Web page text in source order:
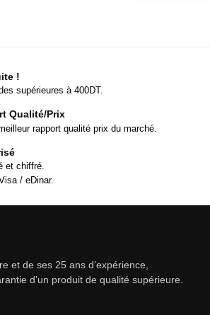
!
supérieures à 400DT.
Qualité/Prix
rapport qualité prix du marché.
et chiffré.
/ eDinar.
et de ses 25 ans d’expérience,
d’un produit de qualité supérieure.